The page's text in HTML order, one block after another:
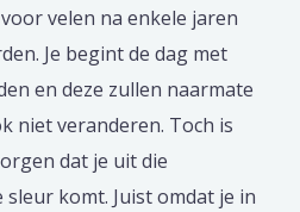
velen na enkele jaren
Je begint de dag met
en deze zullen naarmate
niet veranderen. Toch is
dat je uit die
komt. Juist omdat je in